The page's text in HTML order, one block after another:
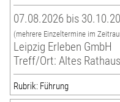
07.08.2026 bis
(mehrere Einzeltermine im
Leipzig Erleben GmbH
Treff/Ort: Altes Rathaus
Rubrik: Führung